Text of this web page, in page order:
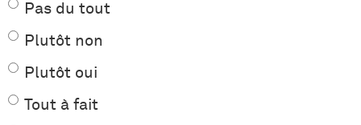
Pas du tout
Plutôt non
Plutôt oui
Tout à fait